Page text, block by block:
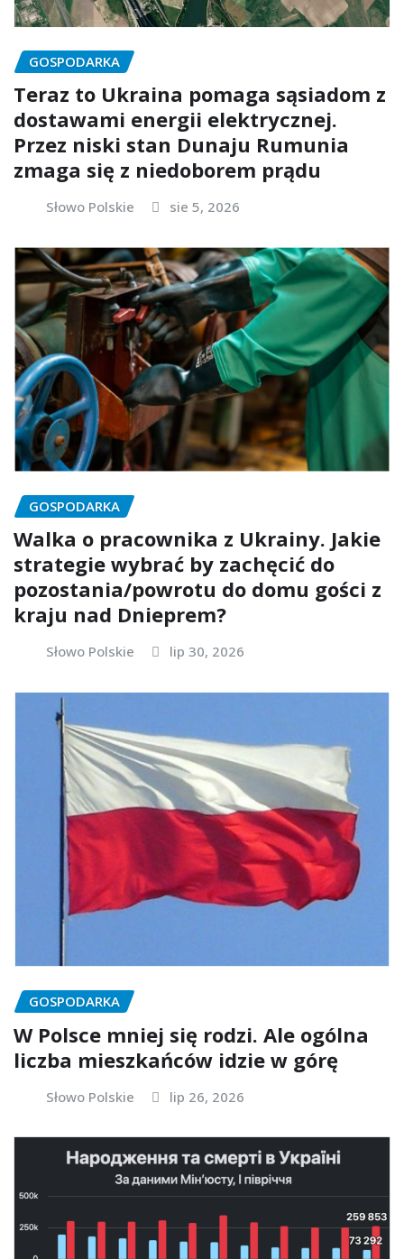
GOSPODARKA
Teraz to Ukraina pomaga sąsiadom z
dostawami energii elektrycznej.
Przez niski stan Dunaju Rumunia
zmaga się z niedoborem prądu
Słowo Polskie sie 5, 2026
GOSPODARKA
Walka o pracownika z Ukrainy. Jakie
strategie wybrać by zachęcić do
pozostania/powrotu do domu gości z
kraju nad Dnieprem?
Słowo Polskie lip 30, 2026
GOSPODARKA
W Polsce mniej się rodzi. Ale ogólna
liczba mieszkańców idzie w górę
Słowo Polskie lip 26, 2026